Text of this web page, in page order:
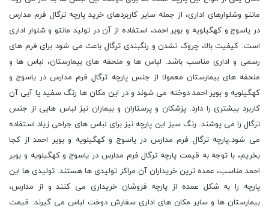
مانتو وشلوارهای اداری، از جمله سایر کاربردهای خرید پارچه ترگال فرم مدارس
در یاسوج و کهگیلویه و بویر احمد، استفاده از آن در تولید مانتو و شلوار اداری
است. کیفیت بالا، چروک نشدن و رنگبندی ترگال باعث می شود برای فرم های
رسمی و اداری مناسب باشد. لباس ها و ملحفه های بیمارستان، لباس ها و
ملحفه های بیمارستان معمولا از جنس پارچه ترگال فرم مدارس در یاسوج و
کهگیلویه و بویر احمد دوخته می شوند و در این مکان ها رنگ سفید یا آبی آن
کاربرد بیشتری را دارد. پزشکان و پرستاران و بیماران نیز لباس هایی از جنس
ترگال را می پوشند. رنگ سبز این پارچه نیز برای لباس های جراحی زیاد استفاده
می شود.پارچه ترگال فرم مدارس در یاسوج و کهگیلویه و بویر احمد از کجا
بخریم، با توجه به قیمت پارچه ترگال فرم مدارس در یاسوج و کهگیلویه و بویر
احمد مناسب، عمده ترین خریداران آن مراکز تولیدی ها هستند. تولیدی ها این
پارچه را به شکل عمده از پارچه فروشان خریداری می کنند و از مدارس،
بیمارستان ها و سایر مکان های اداری سفارش دوخت لباس می گیرند. قیمت